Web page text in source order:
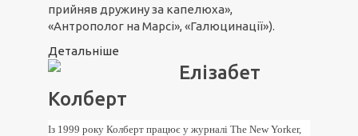
прийняв дружину за капелюха»,
«Антрополог на Марсі», «Галюцинації»).
Детальніше
Елізабет
Колберт
Із 1999 року Колберт працює у журналі The New Yorker,